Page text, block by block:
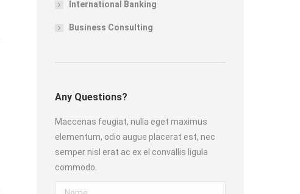
International Banking
Business Consulting
Any Questions?
Maecenas feugiat, nulla eget maximus
elementum, odio augue placerat est, nec
semper nisl erat ac ex el convallis ligula
commodo.
Nome